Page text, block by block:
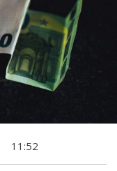
11:52